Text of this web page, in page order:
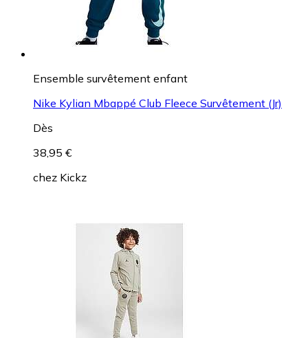
Ensemble survêtement enfant
Nike Kylian Mbappé Club Fleece Survêtement (Jr)
Dès
38,95 €
chez Kickz